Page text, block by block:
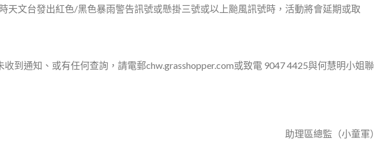
天文台發出紅色/黑色暴雨警告訊號或懸掛三號或以上颱風訊號時，活動將會延期或取
收到通知、或有任何查詢，請電郵chw.grasshopper.com或致電 9047 4425與何慧明小姐聯
助理區總監（小童軍）